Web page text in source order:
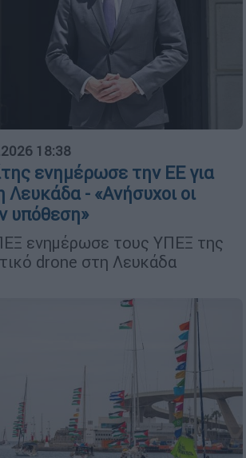
18:38
ενημέρωσε την ΕΕ για
Λευκάδα - «Ανήσυχοι οι
υπόθεση»
ενημέρωσε τους ΥΠΕΞ της
drone στη Λευκάδα